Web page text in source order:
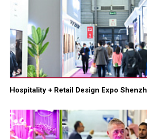
Hospitality + Retail Design Expo